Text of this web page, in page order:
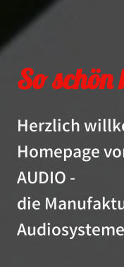
So
Herzlich
Homepage
AUDIO -
die
Audiosysteme